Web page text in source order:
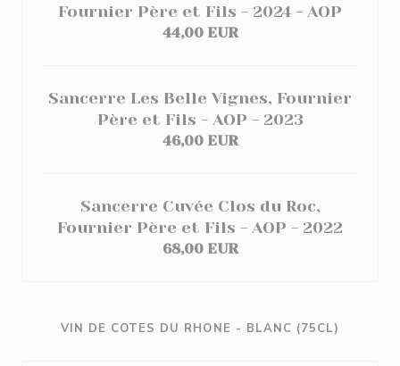
Fournier Père et Fils - 2024 - AOP
44,00 EUR
Sancerre Les Belle Vignes, Fournier
Père et Fils - AOP - 2023
46,00 EUR
Sancerre Cuvée Clos du Roc,
Fournier Père et Fils - AOP - 2022
68,00 EUR
VIN DE COTES DU RHONE - BLANC (75CL)